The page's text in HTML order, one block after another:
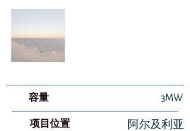
​容量 3MW
项目位置 阿尔及利亚